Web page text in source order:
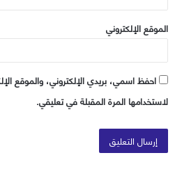
الموقع الإلكتروني
احفظ اسمي، بريدي الإلكتروني، والموقع
لاستخدامها المرة المقبلة في تعليقي.